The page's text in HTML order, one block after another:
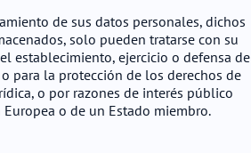
de sus datos personales, dichos
solo pueden tratarse con su
establecimiento, ejercicio o defensa de
para la protección de los derechos de
o por razones de interés público
o de un Estado miembro.